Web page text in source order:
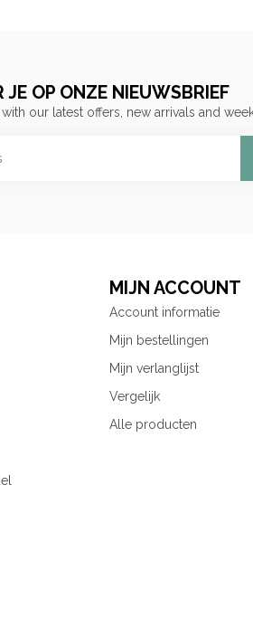
JE OP ONZE NIEUWSBRIEF
our latest offers, new arrivals and
MIJN ACCOUNT
Account informatie
Mijn bestellingen
Mijn verlanglijst
Vergelijk
Alle producten